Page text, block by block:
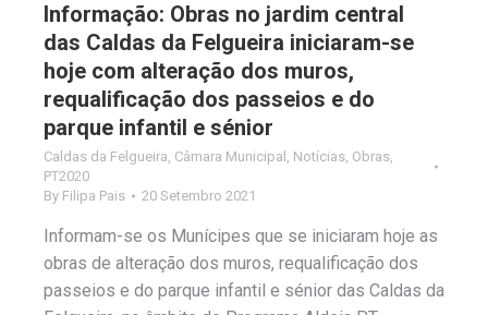
Informação: Obras no jardim central
das Caldas da Felgueira iniciaram-se
hoje com alteração dos muros,
requalificação dos passeios e do
parque infantil e sénior
Caldas da Felgueira, Câmara Municipal , Notícias, Obras,
PT2020
By Filipa Pais 20 Setembro 2021
Informam-se os Munícipes que se iniciaram hoje as
obras de alteração dos muros, requalificação dos
passeios e do parque infantil e sénior das Caldas da